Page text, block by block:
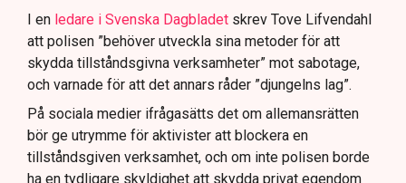
I en ledare i Svenska Dagbladet skrev Tove Lifvendahl
att polisen ”behöver utveckla sina metoder för att
skydda tillståndsgivna verksamheter” mot sabotage,
och varnade för att det annars råder ”djungelns lag”.
På sociala medier ifrågasätts det om allemansrätten
bör ge utrymme för aktivister att blockera en
tillståndsgiven verksamhet, och om inte polisen borde
ha en tydligare skyldighet att skydda privat egendom